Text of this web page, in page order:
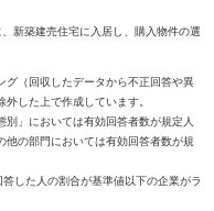
新築建売住宅に入居し、購入物件の選
（回収したデータから不正回答や異
した上で作成しています。
」においては有効回答者数が規定人
の部門においては有効回答者数が規
した人の割合が基準値以下の企業がラ